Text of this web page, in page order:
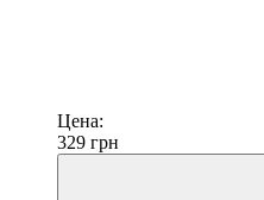
Цена:
329 грн